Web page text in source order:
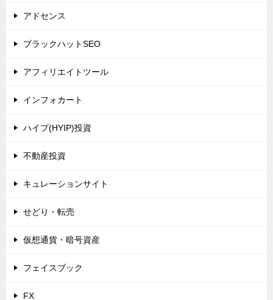
アドセンス
ブラックハットSEO
アフィリエイトツール
インフォカート
ハイプ(HYIP)投資
不動産投資
キュレーションサイト
せどり・転売
仮想通貨・暗号資産
フェイスブック
FX